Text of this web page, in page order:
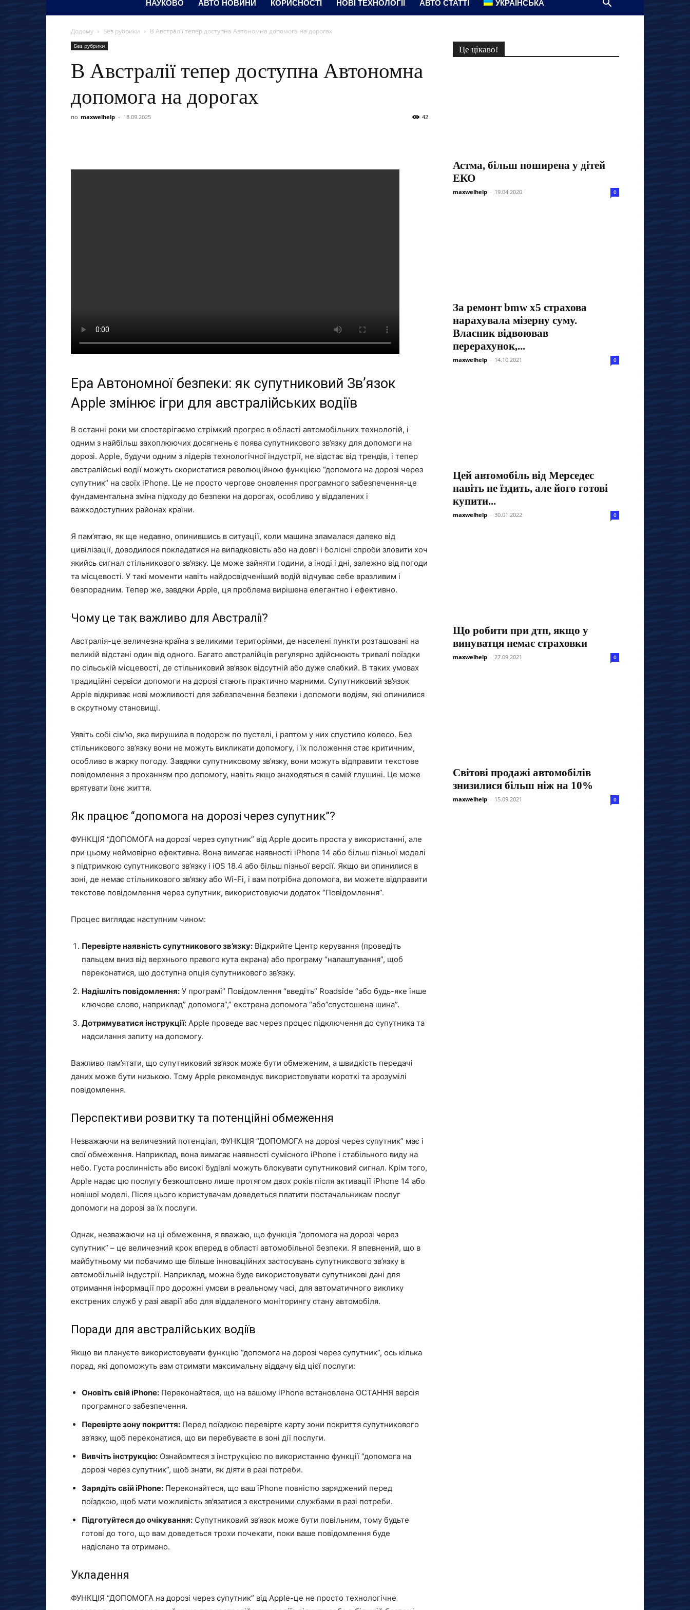
НАУКОВО АВТО НОВИНИ КОРИСНОСТІ НОВІ ТЕХНОЛОГІЇ АВТО СТАТТІ УКРАЇНСЬКА
Додому Без рубрики В Австралії тепер доступна Автономна допомога на дорогах
Без рубрики
В Австралії тепер доступна Автономна
допомога на дорогах
по maxwelhelp - 18.09.2025 42
Ера Автономної безпеки: як супутниковий Зв’язок
Apple змінює ігри для австралійських водіїв
В останні роки ми спостерігаємо стрімкий прогрес в області автомобільних технологій, і
одним з найбільш захоплюючих досягнень є поява супутникового зв’язку для допомоги на
дорозі. Apple, будучи одним з лідерів технологічної індустрії, не відстає від трендів, і тепер
австралійські водії можуть скористатися революційною функцією “допомога на дорозі через
супутник” на своїх iPhone. Це не просто чергове оновлення програмного забезпечення-це
фундаментальна зміна підходу до безпеки на дорогах, особливо у віддалених і
важкодоступних районах країни.
Я пам’ятаю, як ще недавно, опинившись в ситуації, коли машина зламалася далеко від
цивілізації, доводилося покладатися на випадковість або на довгі і болісні спроби зловити хоч
якийсь сигнал стільникового зв’язку. Це може зайняти години, а іноді і дні, залежно від погоди
та місцевості. У такі моменти навіть найдосвідченіший водій відчуває себе вразливим і
безпорадним. Тепер же, завдяки Apple, ця проблема вирішена елегантно і ефективно.
Чому це так важливо для Австралії?
Австралія-це величезна країна з великими територіями, де населені пункти розташовані на
великій відстані один від одного. Багато австралійців регулярно здійснюють тривалі поїздки
по сільській місцевості, де стільниковий зв’язок відсутній або дуже слабкий. В таких умовах
традиційні сервіси допомоги на дорозі стають практично марними. Супутниковий зв’язок
Apple відкриває нові можливості для забезпечення безпеки і допомоги водіям, які опинилися
в скрутному становищі.
Уявіть собі сім’ю, яка вирушила в подорож по пустелі, і раптом у них спустило колесо. Без
стільникового зв’язку вони не можуть викликати допомогу, і їх положення стає критичним,
особливо в жарку погоду. Завдяки супутниковому зв’язку, вони можуть відправити текстове
повідомлення з проханням про допомогу, навіть якщо знаходяться в самій глушині. Це може
врятувати їхнє життя.
Як працює “допомога на дорозі через супутник”?
ФУНКЦІЯ “ДОПОМОГА на дорозі через супутник” від Apple досить проста у використанні, але
при цьому неймовірно ефективна. Вона вимагає наявності iPhone 14 або більш пізньої моделі
з підтримкою супутникового зв’язку і iOS 18.4 або більш пізньої версії. Якщо ви опинилися в
зоні, де немає стільникового зв’язку або Wi-Fi, і вам потрібна допомога, ви можете відправити
текстове повідомлення через супутник, використовуючи додаток “Повідомлення”.
Процес виглядає наступним чином:
Перевірте наявність супутникового зв’язку: Відкрийте Центр керування (проведіть
пальцем вниз від верхнього правого кута екрана) або програму “налаштування”, щоб
переконатися, що доступна опція супутникового зв’язку.
Надішліть повідомлення: У програмі” Повідомлення “введіть” Roadside “або будь-яке інше
ключове слово, наприклад” допомога”,” екстрена допомога “або”спустошена шина”.
Дотримуватися інструкції: Apple проведе вас через процес підключення до супутника та
надсилання запиту на допомогу.
Важливо пам’ятати, що супутниковий зв’язок може бути обмеженим, а швидкість передачі
даних може бути низькою. Тому Apple рекомендує використовувати короткі та зрозумілі
повідомлення.
Перспективи розвитку та потенційні обмеження
Незважаючи на величезний потенціал, ФУНКЦІЯ “ДОПОМОГА на дорозі через супутник” має і
свої обмеження. Наприклад, вона вимагає наявності сумісного iPhone і стабільного виду на
небо. Густа рослинність або високі будівлі можуть блокувати супутниковий сигнал. Крім того,
Apple надає цю послугу безкоштовно лише протягом двох років після активації iPhone 14 або
новішої моделі. Після цього користувачам доведеться платити постачальникам послуг
допомоги на дорозі за їх послуги.
Однак, незважаючи на ці обмеження, я вважаю, що функція “допомога на дорозі через
супутник” – це величезний крок вперед в області автомобільної безпеки. Я впевнений, що в
майбутньому ми побачимо ще більше інноваційних застосувань супутникового зв’язку в
автомобільній індустрії. Наприклад, можна буде використовувати супутникові дані для
отримання інформації про дорожні умови в реальному часі, для автоматичного виклику
екстрених служб у разі аварії або для віддаленого моніторингу стану автомобіля.
Поради для австралійських водіїв
Якщо ви плануєте використовувати функцію “допомога на дорозі через супутник”, ось кілька
порад, які допоможуть вам отримати максимальну віддачу від цієї послуги:
Оновіть свій iPhone: Переконайтеся, що на вашому iPhone встановлена ОСТАННЯ версія
програмного забезпечення.
Перевірте зону покриття: Перед поїздкою перевірте карту зони покриття супутникового
зв’язку, щоб переконатися, що ви перебуваєте в зоні дії послуги.
Вивчіть інструкцію: Ознайомтеся з інструкцією по використанню функції “допомога на
дорозі через супутник”, щоб знати, як діяти в разі потреби.
Зарядіть свій iPhone: Переконайтеся, що ваш iPhone повністю заряджений перед
поїздкою, щоб мати можливість зв’язатися з екстреними службами в разі потреби.
Підготуйтеся до очікування: Супутниковий зв’язок може бути повільним, тому будьте
готові до того, що вам доведеться трохи почекати, поки ваше повідомлення буде
надіслано та отримано.
Укладення
ФУНКЦІЯ “ДОПОМОГА на дорозі через супутник” від Apple-це не просто технологічне
Це цікаво!
Астма, більш поширена у дітей
ЕКО
maxwelhelp - 19.04.2020 0
За ремонт bmw x5 страхова
нарахувала мізерну суму.
Власник відвоював
перерахунок,...
maxwelhelp - 14.10.2021 0
Цей автомобіль від Мерседес
навіть не їздить, але його готові
купити...
maxwelhelp - 30.01.2022 0
Що робити при дтп, якщо у
винуватця немає страховки
maxwelhelp - 27.09.2021 0
Світові продажі автомобілів
знизилися більш ніж на 10%
maxwelhelp - 15.09.2021 0